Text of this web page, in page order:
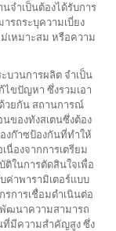
จำเป็นต้องได้รับการ
รถระบุความเบี่ยง
เหมาะสม หรือความ
บวนการผลิต จำเป็น
ขปัญหา ซึ่งรวมเอา
วยกัน สถานการณ์
ของทังสเตนซึ่งต้อง
งก๊าซป้องกันที่ทำให้
นื่องจากการเตรียม
ในการตัดสินใจเพื่อ
ค่าพารามิเตอร์แบบ
การเชื่อมดำเนินต่อ
ฒนาความสามารถ
ที่มีความสำคัญสูง ซึ่ง